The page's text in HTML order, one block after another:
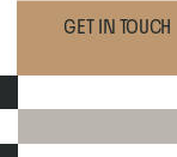
GET IN TOUCH